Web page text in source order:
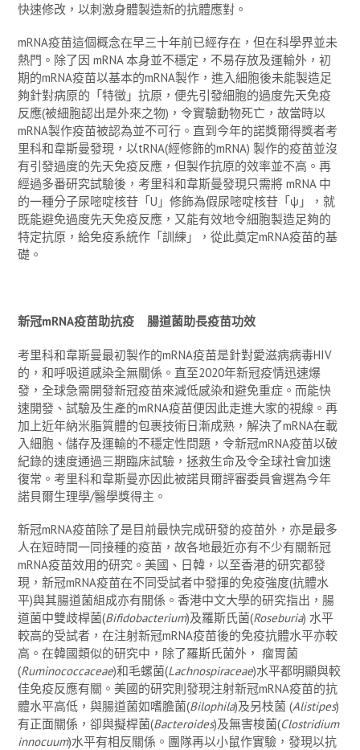
快速修改，以刺激身體製造新的抗體應對。
mRNA疫苗這個概念在早三十年前已經存在，但在科學界並未
熱門。除了因 mRNA 本身並不穩定，不易存放及運輸外，初
期的mRNA疫苗以基本的mRNA製作，進入細胞後未能製造足
夠針對病原的「特徵」抗原，便先引發細胞的過度先天免疫
反應(被細胞認出是外來之物)，令實驗動物死亡，故當時以
mRNA製作疫苗被認為並不可行。直到今年的諾獎爾得獎者考
里科和韋斯曼發現，以tRNA(經修飾的mRNA) 製作的疫苗並沒
有引發過度的先天免疫反應，但製作抗原的效率並不高。再
經過多番研究試驗後，考里科和韋斯曼發現只需將 mRNA 中
的一種分子尿嘧啶核苷「U」修飾為假尿嘧啶核苷「ψ」，就
既能避免過度先天免疫反應，又能有效地令細胞製造足夠的
特定抗原，給免疫系統作「訓練」，從此奠定mRNA疫苗的基
礎。
新冠mRNA疫苗助抗疫 腸道菌助長疫苗功效
考里科和韋斯曼最初製作的mRNA疫苗是針對愛滋病病毒HIV
的，和呼吸道感染全無關係。直至2020年新冠疫情迅速爆
發，全球急需開發新冠疫苗來減低感染和避免重症。而能快
速開發、試驗及生產的mRNA疫苗便因此走進大家的視線。再
加上近年納米脂質體的包裹技術日漸成熟，解決了mRNA在載
入細胞、儲存及運輸的不穩定性問題，令新冠mRNA疫苗以破
紀錄的速度通過三期臨床試驗，拯救生命及令全球社會加速
復常。考里科和韋斯曼亦因此被諾貝爾評審委員會選為今年
諾貝爾生理學/醫學獎得主。
新冠mRNA疫苗除了是目前最快完成研發的疫苗外，亦是最多
人在短時間一同接種的疫苗，故各地最近亦有不少有關新冠
mRNA疫苗效用的研究。美國、日韓，以至香港的研究都發
現，新冠mRNA疫苗在不同受試者中發揮的免疫強度(抗體水
平)與其腸道菌組成亦有關係。香港中文大學的研究指出，腸
道菌中雙歧桿菌(Bifidobacterium)及羅斯氏菌(Roseburia) 水平
較高的受試者，在注射新冠mRNA疫苗後的免疫抗體水平亦較
高。在韓國類似的研究中，除了羅斯氏菌外， 瘤胃菌
(Ruminococcaceae)和毛螺菌(Lachnospiraceae)水平都明顯與較
佳免疫反應有關。美國的研究則發現注射新冠mRNA疫苗的抗
體水平高低，與腸道菌如嗜膽菌(Bilophila)及另枝菌 (Alistipes)
有正面關係，卻與擬桿菌(Bacteroides)及無害梭菌(Clostridium
innocuum)水平有相反關係。團隊再以小鼠作實驗，發現以抗